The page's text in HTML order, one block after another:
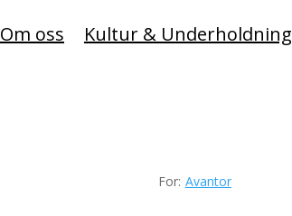
Om oss Kultur & Underholdning
For: Avantor